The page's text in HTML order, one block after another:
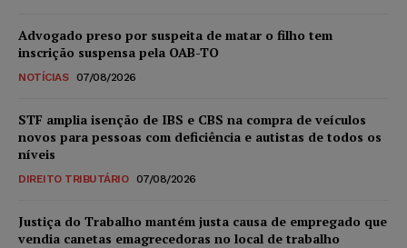
Advogado preso por suspeita de matar o filho tem
inscrição suspensa pela OAB-TO
NOTÍCIAS 07/08/2026
STF amplia isenção de IBS e CBS na compra de veículos
novos para pessoas com deficiência e autistas de todos os
níveis
DIREITO TRIBUTÁRIO 07/08/2026
Justiça do Trabalho mantém justa causa de empregado que
vendia canetas emagrecedoras no local de trabalho